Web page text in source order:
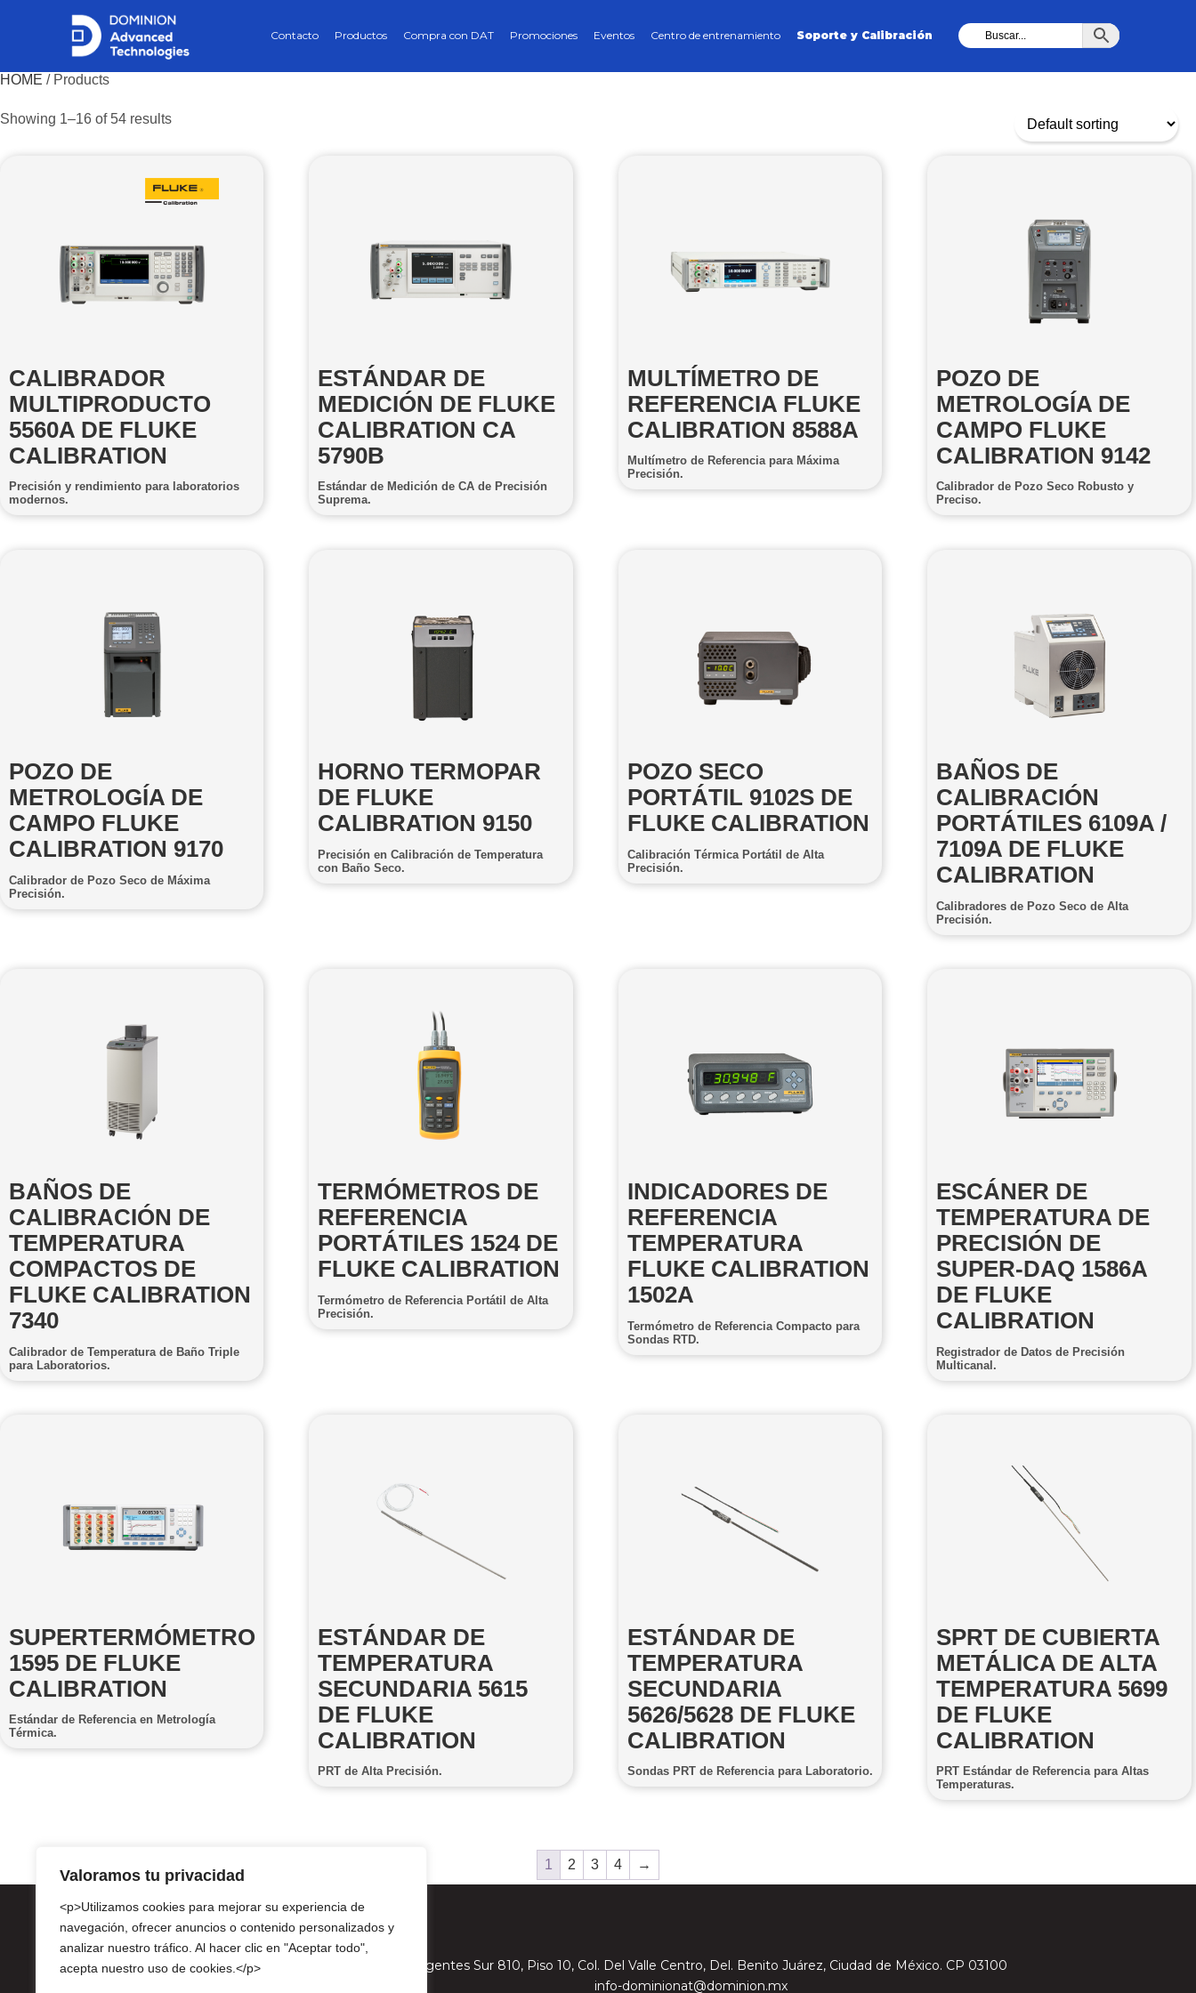
Valoramos tu privacidad
<p>Utilizamos cookies para mejorar su experiencia de
navegación, ofrecer anuncios o contenido personalizados y
analizar nuestro tráfico. Al hacer clic en "Aceptar todo",
acepta nuestro uso de cookies.</p>
Contacto Productos Compra con DAT Promociones Eventos Centro de entrenamiento Soporte y Calibración
HOME / Products
Showing 1–16 of 54 results
CALIBRADOR
MULTIPRODUCTO
5560A DE FLUKE
CALIBRATION
Precisión y rendimiento para laboratorios
modernos.
ESTÁNDAR DE
MEDICIÓN DE FLUKE
CALIBRATION CA
5790B
Estándar de Medición de CA de Precisión
Suprema.
MULTÍMETRO DE
REFERENCIA FLUKE
CALIBRATION 8588A
Multímetro de Referencia para Máxima
Precisión.
POZO DE
METROLOGÍA DE
CAMPO FLUKE
CALIBRATION 9142
Calibrador de Pozo Seco Robusto y
Preciso.
POZO DE
METROLOGÍA DE
CAMPO FLUKE
CALIBRATION 9170
Calibrador de Pozo Seco de Máxima
Precisión.
HORNO TERMOPAR
DE FLUKE
CALIBRATION 9150
Precisión en Calibración de Temperatura
con Baño Seco.
POZO SECO
PORTÁTIL 9102S DE
FLUKE CALIBRATION
Calibración Térmica Portátil de Alta
Precisión.
BAÑOS DE
CALIBRACIÓN
PORTÁTILES 6109A /
7109A DE FLUKE
CALIBRATION
Calibradores de Pozo Seco de Alta
Precisión.
BAÑOS DE
CALIBRACIÓN DE
TEMPERATURA
COMPACTOS DE
FLUKE CALIBRATION
7340
Calibrador de Temperatura de Baño Triple
para Laboratorios.
TERMÓMETROS DE
REFERENCIA
PORTÁTILES 1524 DE
FLUKE CALIBRATION
Termómetro de Referencia Portátil de Alta
Precisión.
INDICADORES DE
REFERENCIA
TEMPERATURA
FLUKE CALIBRATION
1502A
Termómetro de Referencia Compacto para
Sondas RTD.
ESCÁNER DE
TEMPERATURA DE
PRECISIÓN DE
SUPER-DAQ 1586A
DE FLUKE
CALIBRATION
Registrador de Datos de Precisión
Multicanal.
SUPERTERMÓMETRO
1595 DE FLUKE
CALIBRATION
Estándar de Referencia en Metrología
Térmica.
ESTÁNDAR DE
TEMPERATURA
SECUNDARIA 5615
DE FLUKE
CALIBRATION
PRT de Alta Precisión.
ESTÁNDAR DE
TEMPERATURA
SECUNDARIA
5626/5628 DE FLUKE
CALIBRATION
Sondas PRT de Referencia para Laboratorio.
SPRT DE CUBIERTA
METÁLICA DE ALTA
TEMPERATURA 5699
DE FLUKE
CALIBRATION
PRT Estándar de Referencia para Altas
Temperaturas.
1 2 3 4 →
Av. Insurgentes Sur 810, Piso 10, Col. Del Valle Centro, Del. Benito Juárez, Ciudad de México. CP 03100
info-dominionat@dominion.mx